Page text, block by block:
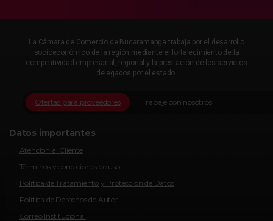
La Cámara de Comercio de Bucaramanga trabaja por el desarrollo
socioeconómico de la región mediante el fortalecimiento de la
competitividad empresarial, regional y la prestación de los servicios
delegados por el estado.
Trabaje con nosotros
Ofertas para proveedores
Datos importantes
Atencion al Cliente
Términos y condiciones de uso
Política de Tratamiento y Protección de Datos
Política de Derechos de Autor
Correo Institucional